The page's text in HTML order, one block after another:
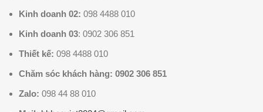
Kinh doanh 02: 098 4488 010
Kinh doanh 03: 0902 306 851
Thiết kế: 098 4488 010
Chăm sóc khách hàng: 0902 306 851
Zalo: 098 44 88 010